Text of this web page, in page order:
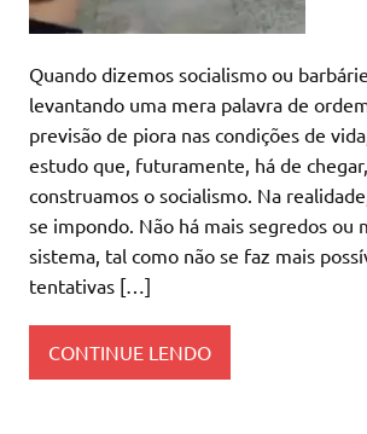
Quando dizemos socialismo ou
levantando uma mera palavra de
previsão de piora nas condições de
estudo que, futuramente, há de
construamos o socialismo. Na
se impondo. Não há mais segredos ou
sistema, tal como não se faz mais
tentativas […]
CONTINUE LENDO